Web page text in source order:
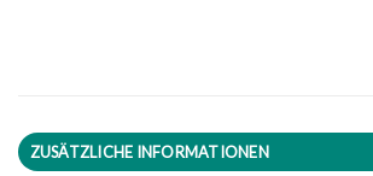
ZUSÄTZLICHE INFORMATIONEN